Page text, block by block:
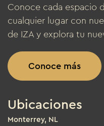
Conoce cada espacio
cualquier lugar con
de IZA y explora tu
Conoce más
Ubicaciones
Monterrey, NL